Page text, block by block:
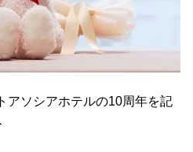
アソシアホテルの10周年を記